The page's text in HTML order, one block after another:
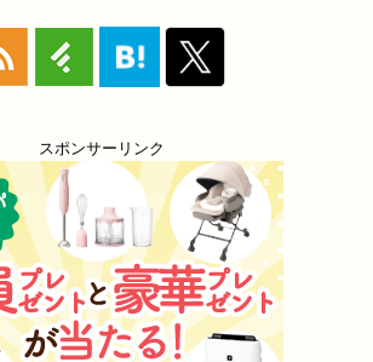
スポンサーリンク